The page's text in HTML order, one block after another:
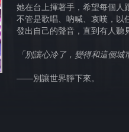
她在台上揮著手，希望每個人
不管是歌唱、吶喊、哀嘆，以
發出自己的聲音，直到有人聽
「別讓心冷了，變得和這個城
——別讓世界靜下來。